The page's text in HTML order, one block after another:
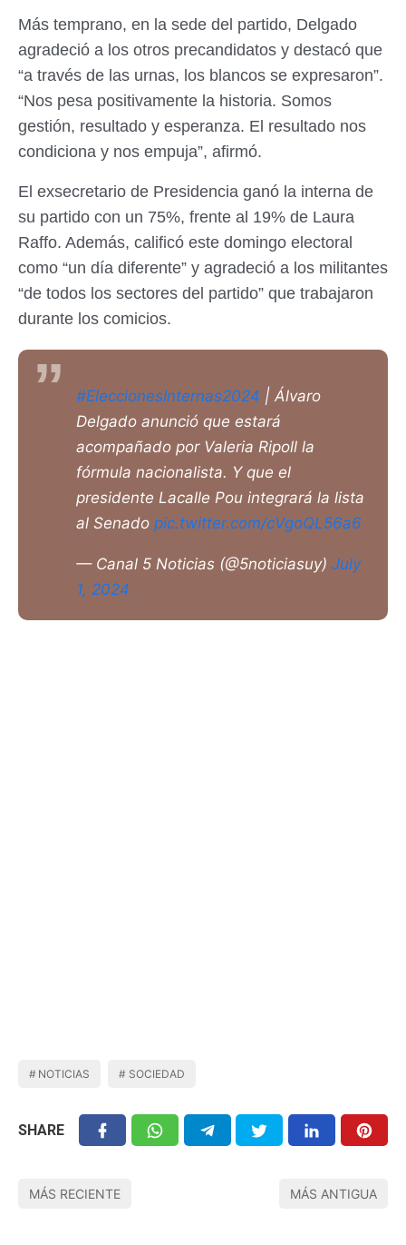
Más temprano, en la sede del partido, Delgado
agradeció a los otros precandidatos y destacó que
“a través de las urnas, los blancos se expresaron”.
“Nos pesa positivamente la historia. Somos
gestión, resultado y esperanza. El resultado nos
condiciona y nos empuja”, afirmó.
El exsecretario de Presidencia ganó la interna de
su partido con un 75%, frente al 19% de Laura
Raffo. Además, calificó este domingo electoral
como “un día diferente” y agradeció a los militantes
“de todos los sectores del partido” que trabajaron
durante los comicios.
#EleccionesInternas2024 | Álvaro
Delgado anunció que estará
acompañado por Valeria Ripoll la
fórmula nacionalista. Y que el
presidente Lacalle Pou integrará la lista
al Senado pic.twitter.com/cVgoQL56a6
— Canal 5 Noticias (@5noticiasuy) July
1, 2024
NOTICIAS SOCIEDAD
SHARE
MÁS RECIENTE MÁS ANTIGUA